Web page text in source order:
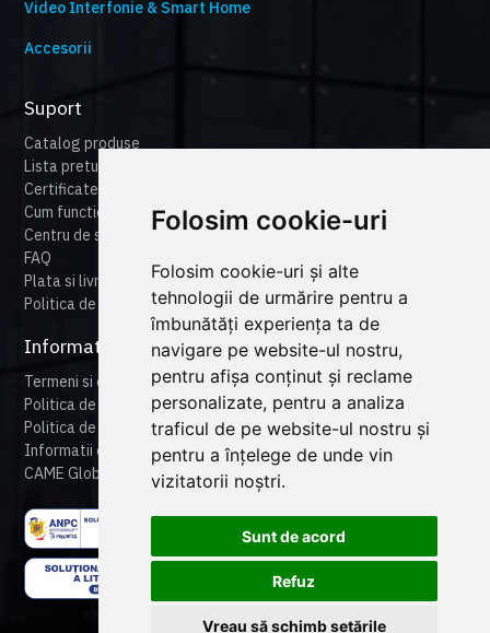
Folosim cookie-uri
Folosim cookie-uri și alte
tehnologii de urmărire pentru a
îmbunătăți experiența ta de
navigare pe website-ul nostru,
pentru afișa conținut și reclame
personalizate, pentru a analiza
traficul de pe website-ul nostru și
pentru a înțelege de unde vin
vizitatorii noștri.
Sunt de acord
Refuz
Vreau să schimb setările
Video Interfonie & Smart Home
Accesorii
Suport
Catalog produse
Lista preturi
Certificate
Cum functioneaza cameonline
Centru de suport
FAQ
Plata si livrare
Politica de retur
Informatii legale
Termeni si conditii
Politica de confidentialitate
Politica de cookies
Informatii despre produse
CAME Global